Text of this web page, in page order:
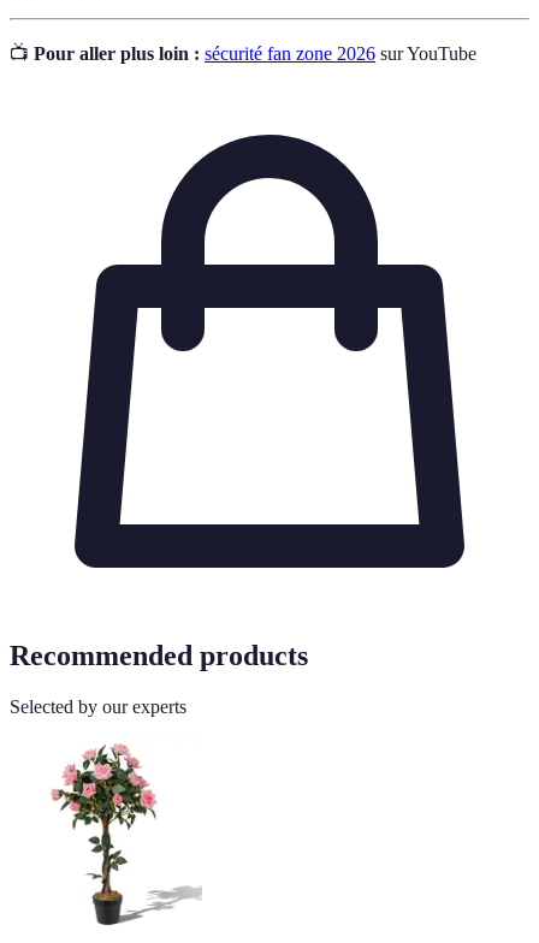
📺 Pour aller plus loin : sécurité fan zone 2026 sur YouTube
Recommended products
Selected by our experts